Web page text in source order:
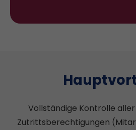
Vollständige Kontrolle
Zutrittsberechtigungen